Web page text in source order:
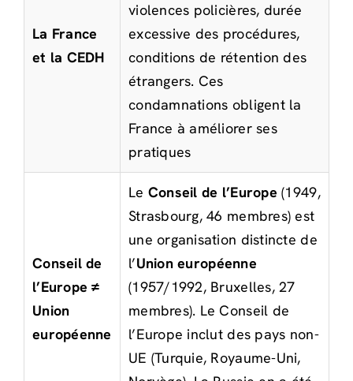
La France
et la CEDH
violences policières, durée
excessive des procédures,
conditions de rétention des
étrangers. Ces
condamnations obligent la
France à améliorer ses
pratiques
Conseil de
l’Europe ≠
Union
européenne
Le Conseil de l’Europe (1949,
Strasbourg, 46 membres) est
une organisation distincte de
l’Union européenne
(1957/1992, Bruxelles, 27
membres). Le Conseil de
l’Europe inclut des pays non-
UE (Turquie, Royaume-Uni,